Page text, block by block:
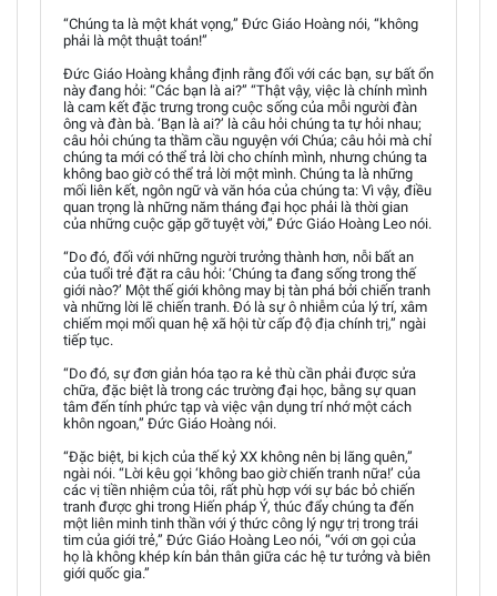
“Chúng ta là một khát vọng,” Đức Giáo Hoàng nói, “không
phải là một thuật toán!”
Đức Giáo Hoàng khẳng định rằng đối với các bạn, sự bất ổn
này đang hỏi: “Các bạn là ai?” “Thật vậy, việc là chính mình
là cam kết đặc trưng trong cuộc sống của mỗi người đàn
ông và đàn bà. ‘Bạn là ai?’ là câu hỏi chúng ta tự hỏi nhau;
câu hỏi chúng ta thầm cầu nguyện với Chúa; câu hỏi mà chỉ
chúng ta mới có thể trả lời cho chính mình, nhưng chúng ta
không bao giờ có thể trả lời một mình. Chúng ta là những
mối liên kết, ngôn ngữ và văn hóa của chúng ta: Vì vậy, điều
quan trọng là những năm tháng đại học phải là thời gian
của những cuộc gặp gỡ tuyệt vời,” Đức Giáo Hoàng Leo nói.
“Do đó, đối với những người trưởng thành hơn, nỗi bất an
của tuổi trẻ đặt ra câu hỏi: ‘Chúng ta đang sống trong thế
giới nào?’ Một thế giới không may bị tàn phá bởi chiến tranh
và những lời lẽ chiến tranh. Đó là sự ô nhiễm của lý trí, xâm
chiếm mọi mối quan hệ xã hội từ cấp độ địa chính trị,” ngài
tiếp tục.
“Do đó, sự đơn giản hóa tạo ra kẻ thù cần phải được sửa
chữa, đặc biệt là trong các trường đại học, bằng sự quan
tâm đến tính phức tạp và việc vận dụng trí nhớ một cách
khôn ngoan,” Đức Giáo Hoàng nói.
“Đặc biệt, bi kịch của thế kỷ XX không nên bị lãng quên,”
ngài nói. “Lời kêu gọi ‘không bao giờ chiến tranh nữa!’ của
các vị tiền nhiệm của tôi, rất phù hợp với sự bác bỏ chiến
tranh được ghi trong Hiến pháp Ý, thúc đẩy chúng ta đến
một liên minh tinh thần với ý thức công lý ngự trị trong trái
tim của giới trẻ,” Đức Giáo Hoàng Leo nói, “với ơn gọi của
họ là không khép kín bản thân giữa các hệ tư tưởng và biên
giới quốc gia.”